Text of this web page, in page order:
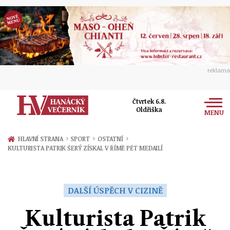
reklama
Čtvrtek 6.8.
Oldřiška
MENU
Zprávy
Přerov
Ekonomika
Ženy
Sport
HLAVNÍ STRANA › SPORT › OSTATNÍ ›
KULTURISTA PATRIK ŠERÝ ZÍSKAL V ŘÍMĚ PĚT MEDAILÍ
DALŠÍ ÚSPĚCH V CIZINĚ
Kulturista Patrik